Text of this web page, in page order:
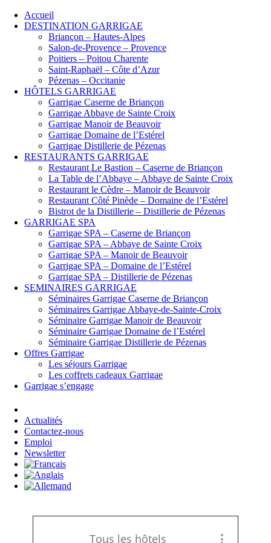
Accueil
DESTINATION GARRIGAE
Briançon – Hautes-Alpes
Salon-de-Provence – Provence
Poitiers – Poitou Charente
Saint-Raphaël – Côte d’Azur
Pézenas – Occitanie
HÔTELS GARRIGAE
Garrigae Caserne de Briançon
Garrigae Abbaye de Sainte Croix
Garrigae Manoir de Beauvoir
Garrigae Domaine de l’Estérel
Garrigae Distillerie de Pézenas
RESTAURANTS GARRIGAE
Restaurant Le Bastion – Caserne de Briançon
La Table de l’Abbaye – Abbaye de Sainte Croix
Restaurant le Cèdre – Manoir de Beauvoir
Restaurant Côté Pinède – Domaine de l’Estérel
Bistrot de la Distillerie – Distillerie de Pézenas
GARRIGAE SPA
Garrigae SPA – Caserne de Briançon
Garrigae SPA – Abbaye de Sainte Croix
Garrigae SPA – Manoir de Beauvoir
Garrigae SPA – Domaine de l’Estérel
Garrigae SPA – Distillerie de Pézenas
SEMINAIRES GARRIGAE
Séminaires Garrigae Caserne de Briançon
Séminaires Garrigae Abbaye-de-Sainte-Croix
Séminaire Garrigae Manoir de Beauvoir
Séminaire Garrigae Domaine de l’Estérel
Séminaire Garrigae Distillerie de Pézenas
Offres Garrigae
Les séjours Garrigae
Les coffrets cadeaux Garrigae
Garrigae s’engage
Actualités
Contactez-nous
Emploi
Newsletter
Tous les hôtels